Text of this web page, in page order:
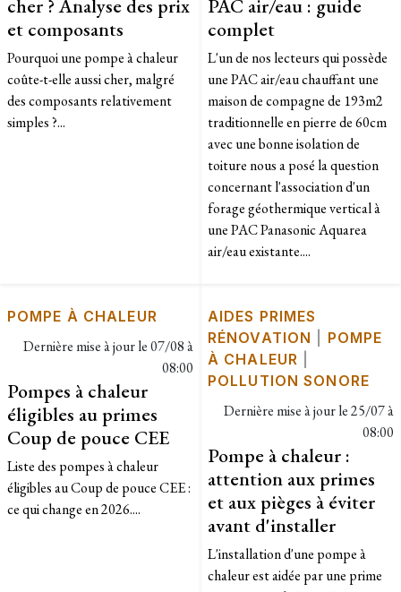
cher ? Analyse des prix
et composants
Pourquoi une pompe à chaleur
coûte-t-elle aussi cher, malgré
des composants relativement
simples ?...
PAC air/eau : guide
complet
L'un de nos lecteurs qui possède
une PAC air/eau chauffant une
maison de compagne de 193m2
traditionnelle en pierre de 60cm
avec une bonne isolation de
toiture nous a posé la question
concernant l'association d'un
forage géothermique vertical à
une PAC Panasonic Aquarea
air/eau existante....
POMPE À CHALEUR
Dernière mise à jour le07/08 à
08:00
Pompes à chaleur
éligibles au primes
Coup de pouce CEE
Liste des pompes à chaleur
éligibles au Coup de pouce CEE :
ce qui change en 2026....
AIDES PRIMES
RÉNOVATION
POMPE
À CHALEUR
POLLUTION SONORE
Dernière mise à jour le25/07 à
08:00
Pompe à chaleur :
attention aux primes
et aux pièges à éviter
avant d'installer
L'installation d'une pompe à
chaleur est aidée par une prime